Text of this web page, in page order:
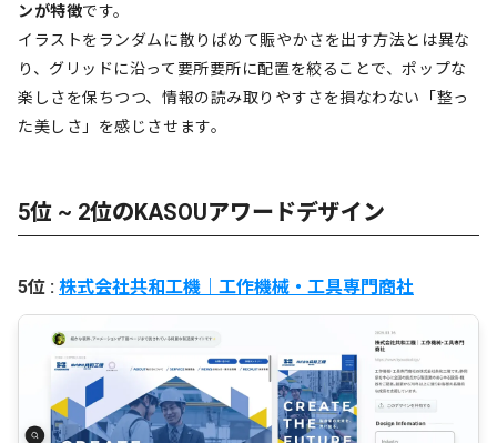
ンが特徴です。
イラストをランダムに散りばめて賑やかさを出す方法とは異な
り、グリッドに沿って要所要所に配置を絞ることで、ポップな
楽しさを保ちつつ、情報の読み取りやすさを損なわない「整っ
た美しさ」を感じさせます。
5位 ~ 2位のKASOUアワードデザイン
5位 : 株式会社共和工機｜工作機械・工具専門商社